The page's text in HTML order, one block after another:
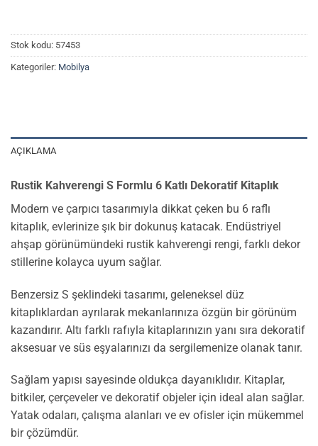
Stok kodu: 57453
Kategoriler: Mobilya
AÇIKLAMA
Rustik Kahverengi S Formlu 6 Katlı Dekoratif Kitaplık
Modern ve çarpıcı tasarımıyla dikkat çeken bu 6 raflı
kitaplık, evlerinize şık bir dokunuş katacak. Endüstriyel
ahşap görünümündeki rustik kahverengi rengi, farklı dekor
stillerine kolayca uyum sağlar.
Benzersiz S şeklindeki tasarımı, geleneksel düz
kitaplıklardan ayrılarak mekanlarınıza özgün bir görünüm
kazandırır. Altı farklı rafıyla kitaplarınızın yanı sıra dekoratif
aksesuar ve süs eşyalarınızı da sergilemenize olanak tanır.
Sağlam yapısı sayesinde oldukça dayanıklıdır. Kitaplar,
bitkiler, çerçeveler ve dekoratif objeler için ideal alan sağlar.
Yatak odaları, çalışma alanları ve ev ofisler için mükemmel
bir çözümdür.